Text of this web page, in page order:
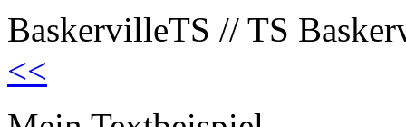
BaskervilleTS // TS
<<